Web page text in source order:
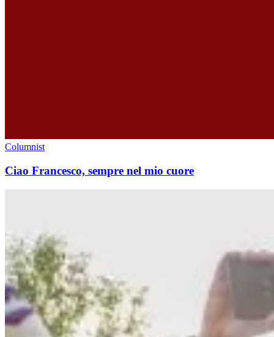
Columnist
Ciao Francesco, sempre nel mio cuore